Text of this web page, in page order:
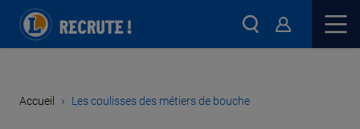
Accueil › Les coulisses des métiers de bouche